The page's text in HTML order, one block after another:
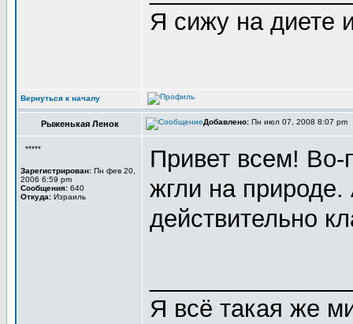
Я сижу на диете
Вернуться к началу
Рыженькая Ленок Добавлено: Пн июл 07, 2008 8:07 pm
*****
Зарегистрирован: Пн фев 20,
2006 6:59 pm
Сообщения: 640
Откуда: Израиль
Привет всем!
жгли на
действительно
Я всё такая же